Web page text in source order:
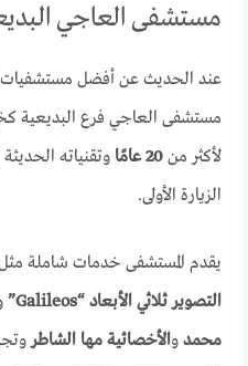
مستشفى العاجي
عند الحديث عن أفضل مستشفيات
مستشفى العاجي فرع البديعية
لأكثر من 20 عامًا
وتقنياته
الزيارة الأولى.
يقدم المستشفى خدمات شاملة
التصوير ثلاثي الأبعاد “Galileos”
محمد والأخصائية مها الشاطر